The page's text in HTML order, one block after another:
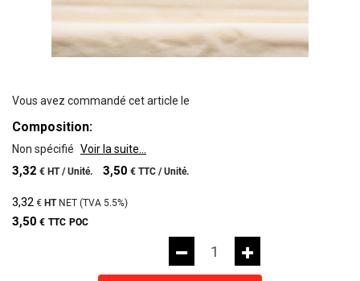
Vous avez commandé cet article le
Composition:
Non spécifié Voir la suite...
3,32 € HT /Unité. 3,50 € TTC /Unité.
3,32 € HTNET (TVA 5.5%)
3,50 € TTC POC